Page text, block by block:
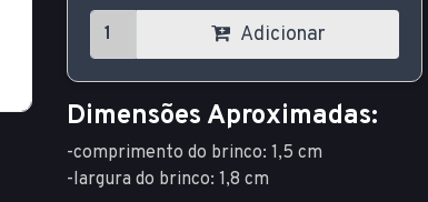
Adicionar
Dimensões Aproximadas:
-comprimento do brinco: 1,5 cm
-largura do brinco: 1,8 cm